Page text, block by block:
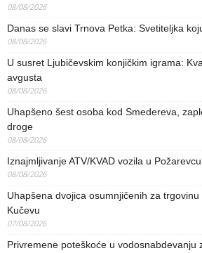
08/08/2026
Danas se slavi Trnova Petka: Svetiteljka
08/08/2026
U susret Ljubičevskim konjičkim igrama:
avgusta
08/08/2026
Uhapšeno šest osoba kod Smedereva,
droge
08/08/2026
Iznajmljivanje ATV/KVAD vozila u Požarevcu
08/08/2026
Uhapšena dvojica osumnjičenih za
Kučevu
07/08/2026
Privremene poteškoće u vodosnabdevanju